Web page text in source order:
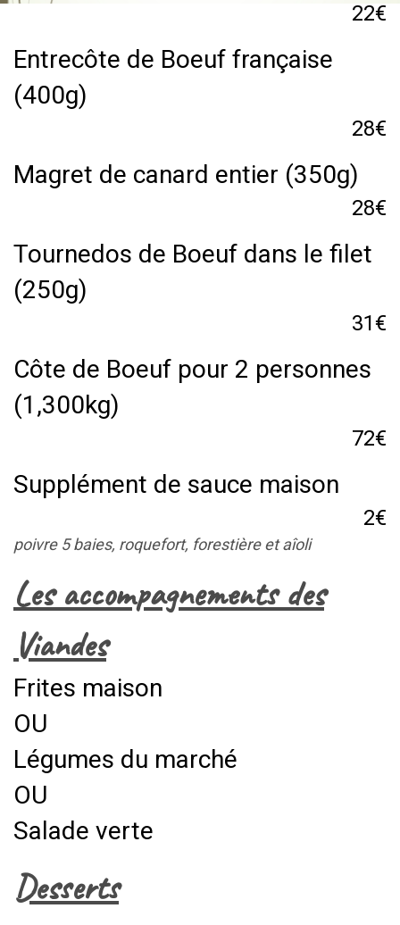
22€
Entrecôte de Boeuf française
(400g)
28€
Magret de canard entier (350g)
28€
Tournedos de Boeuf dans le filet
(250g)
31€
Côte de Boeuf pour 2 personnes
(1,300kg)
72€
Supplément de sauce maison
2€
poivre 5 baies, roquefort, forestière et aîoli
Les accompagnements des
Viandes
Frites maison
OU
Légumes du marché
OU
Salade verte
Desserts